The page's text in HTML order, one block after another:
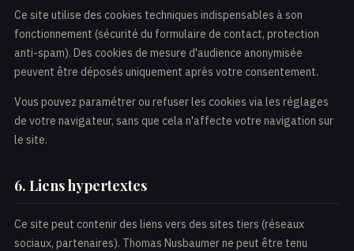
Ce site utilise des cookies techniques indispensables à son
fonctionnement (sécurité du formulaire de contact, protection
anti-spam). Des cookies de mesure d'audience anonymisée
peuvent être déposés uniquement après votre consentement.
Vous pouvez paramétrer ou refuser les cookies via les réglages
de votre navigateur, sans que cela n'affecte votre navigation sur
le site.
6. Liens hypertextes
Ce site peut contenir des liens vers des sites tiers (réseaux
sociaux, partenaires). Thomas Nusbaumer ne peut être tenu